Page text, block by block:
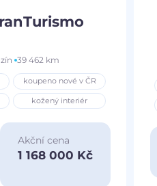
39 462 km
koupeno nové v ČR
kožený interiér
Akční cena
1 168 000 Kč